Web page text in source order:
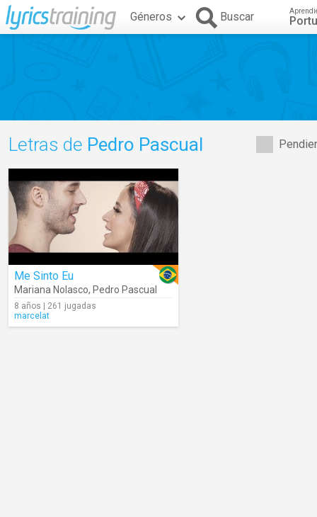
Géneros Buscar
Letras de Pedro Pascual
Me Sinto Eu
Mariana Nolasco, Pedro Pascual
8 años | 261 jugadas
marcelat